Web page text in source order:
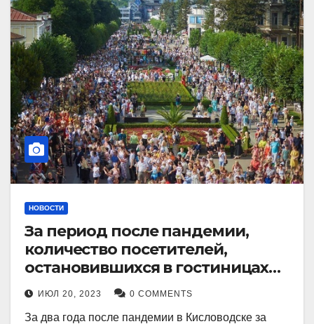
НОВОСТИ
За период после пандемии,
количество посетителей,
остановившихся в гостиницах
Кисловодска, выросло в 2,5 раза.
ИЮЛ 20, 2023 0 COMMENTS
За два года после пандемии в Кисловодске за